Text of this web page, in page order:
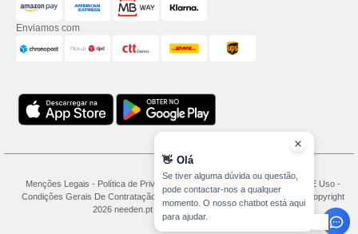
Enviamos com
Menções Legais - Política de Privacidade Condições Gerais De Acesso E Uso -
Condições Gerais De Contratação
- Mapa do Site
Copyright
2026 needen.pt - Todos os direitos reservados
👋 Olá
Se tiver alguma dúvida ou questão,
pode contactar-nos a qualquer
momento. O nosso chatbot está aqui
para ajudar.